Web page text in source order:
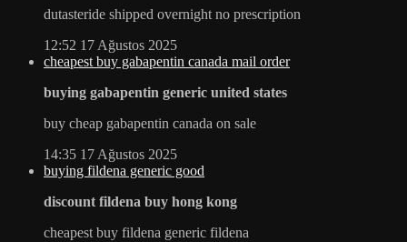
dutasteride shipped overnight no prescription
12:52 17 Ağustos 2025
cheapest buy gabapentin canada mail order
buying gabapentin generic united states
buy cheap gabapentin canada on sale
14:35 17 Ağustos 2025
buying fildena generic good
discount fildena buy hong kong
cheapest buy fildena generic fildena